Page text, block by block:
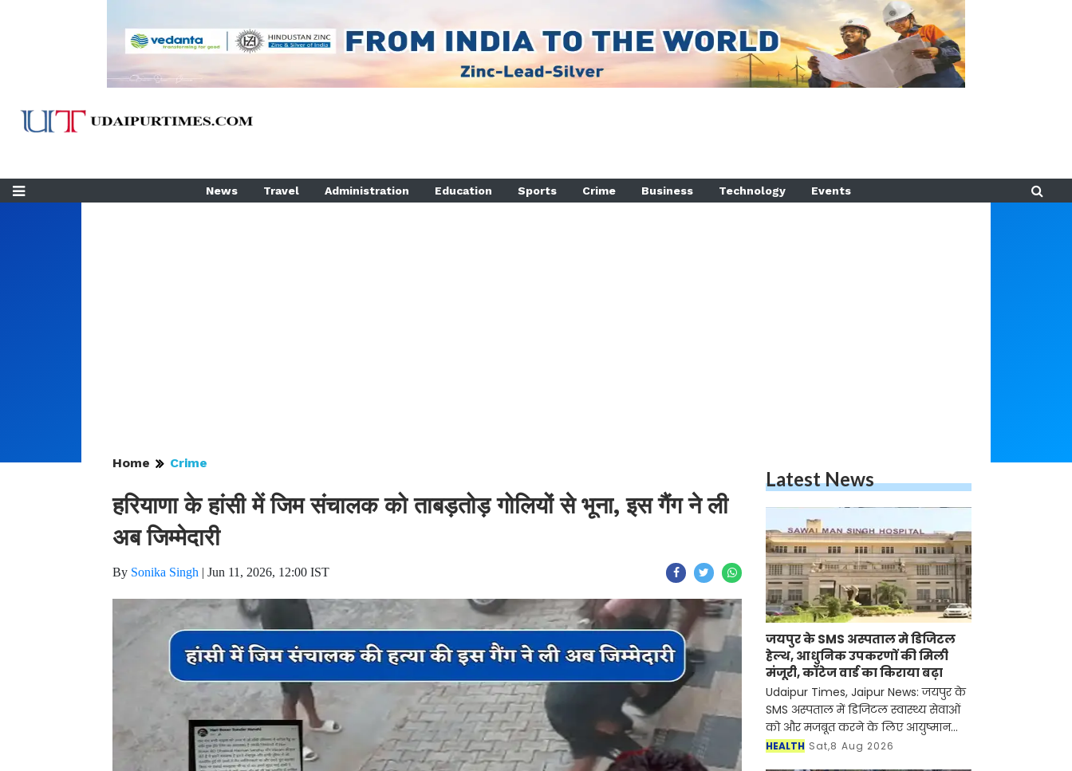
News Travel Administration Education Sports Crime Business Technology Events
Home Crime
हरियाणा के हांसी में जिम संचालक को ताबड़तोड़ गोलियों से भूना, इस गैंग ने ली
अब जिम्मेदारी
By Sonika Singh | Jun 11, 2026, 12:00 IST
Latest News
जयपुर के SMS अस्पताल मे डिजिटल
हेल्थ, आधुनिक उपकरणों की मिली
मंजूरी, कॉटेज वार्ड का किराया बढ़ा
Udaipur Times, Jaipur News: जयपुर के
SMS अस्पताल में डिजिटल स्वास्थ्य सेवाओं
को और मजबूत करने के लिए आयुष्मान
भारत डिजिटल मिशन की डिजिटल हेल्थ
HEALTH Sat,8 Aug 2026